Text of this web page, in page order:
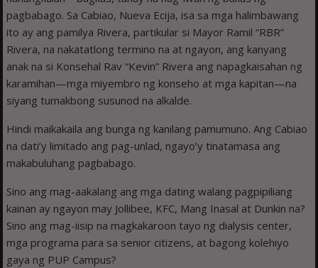
pagbabago. Sa Cabiao, Nueva Ecija, isa sa mga halimbawang
ito ay ang pamilya Rivera, partikular si Mayor Ramil “RBR”
Rivera, na nakatatlong termino na at ngayon, ang kanyang
anak na si Konsehal Rav “Kevin” Rivera ang napagkaisahan ng
karamihan—mga miyembro ng konseho at mga kapitan—na
siyang tumakbong susunod na alkalde.
Hindi maikakaila ang bunga ng kanilang pamumuno. Ang Cabiao
na dati’y limitado ang pag-unlad, ngayo’y tinatamasa ang
makabuluhang pagbabago.
Sino ang mag-aakalang ang mga dating walang pagpipiliang
kainan ay ngayon may Jollibee, KFC, Mang Inasal at Dunkin na?
Sino ang mag-iisip na magkakaroon tayo ng dialysis center,
mga programa para sa senior citizens, at bagong kolehiyo
gaya ng PUP Campus?